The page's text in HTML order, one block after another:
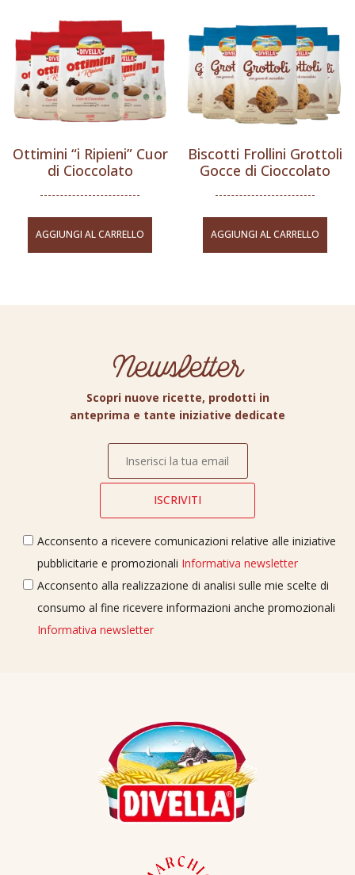
Ottimini “i Ripieni” Cuor
di Cioccolato
AGGIUNGI AL CARRELLO
Biscotti Frollini Grottoli
Gocce di Cioccolato
AGGIUNGI AL CARRELLO
Newsletter
Scopri nuove ricette, prodotti in
anteprima e tante iniziative dedicate
Acconsento a ricevere comunicazioni relative alle iniziative
pubblicitarie e promozionali Informativa newsletter
Acconsento alla realizzazione di analisi sulle mie scelte di
consumo al fine ricevere informazioni anche promozionali
Informativa newsletter